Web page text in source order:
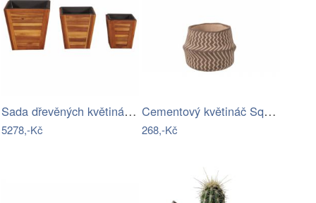
Sada dřevěných květináčů 3 ks akácie…
5278,-Kč
Cementový květináč Squares béžovo hnědý…
268,-Kč